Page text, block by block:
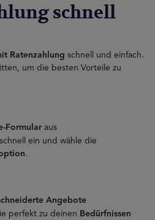
schnell
Ratenzahlung schnell und einfach.
um die besten Vorteile zu
Formularaus
ein und wähle die
.
Angebote
perfekt zu deinen Bedürfnissen